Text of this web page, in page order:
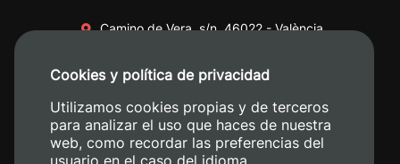
Camino de Vera, s/n. 46022 - València
+34 620 04 00 50
Cookies y política de privacidad
Utilizamos cookies propias y de terceros
para analizar el uso que haces de nuestra
web, como recordar las preferencias del
usuario en el caso del idioma